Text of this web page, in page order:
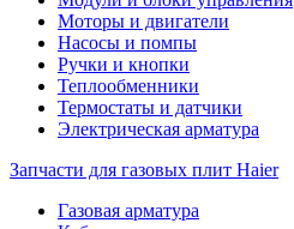
Моторы и двигатели
Насосы и помпы
Ручки и кнопки
Теплообменники
Термостаты и датчики
Электрическая арматура
Запчасти для газовых плит Haier
Газовая арматура